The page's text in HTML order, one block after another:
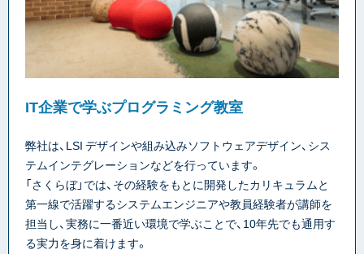
IT企業で学ぶプログラミング教室
弊社は、LSI デザインや組み込みソフトウェアデザイン、シス
テムインテグレーションなどを行っています。
「さくらぼ」では、その経験をもとに開発したカリキュラムと
第一線で活躍するシステムエンジニアや教員経験者が講師を
担当し、実務に一番近い環境で学ぶことで、10年先でも通用す
る実力を身に着けます。